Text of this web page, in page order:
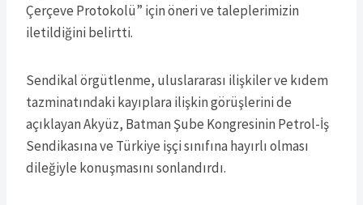
Çerçeve Protokolü” için öneri ve taleplerimizin
iletildiğini belirtti.
Sendikal örgütlenme, uluslararası ilişkiler ve kıdem
tazminatındaki kayıplara ilişkin görüşlerini de
açıklayan Akyüz, Batman Şube Kongresinin Petrol-İş
Sendikasına ve Türkiye işçi sınıfına hayırlı olması
dileğiyle konuşmasını sonlandırdı.